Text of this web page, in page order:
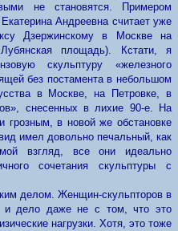
не становятся. Примером
Андреевна считает уже
Дзержинскому в Москве на
площадь). Кстати, я
скульптуру «железного
без постамента в небольшом
в Москве, на Петровке, в
снесенных в лихие 90-е. На
в новой же обстановке
имел довольно печальный, как
взгляд, все они идеально
сочетания скульптуры с
делом. Женщин-скульпторов в
и дело даже не с том, что это
нагрузки. Хотя, это тоже